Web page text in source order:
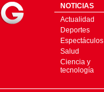
NOTICIAS
Actualidad
Deportes
Espectáculos
Salud
Ciencia y
tecnología